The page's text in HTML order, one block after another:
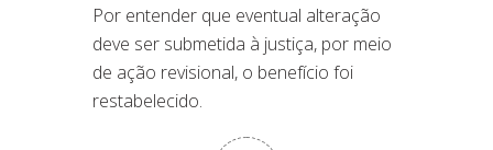
Por entender que eventual alteração
deve ser submetida à justiça, por meio
de ação revisional, o benefício foi
restabelecido.